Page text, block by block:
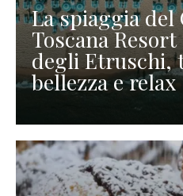
La spiaggia del
Toscana
degli Etruschi,
bellezza e relax